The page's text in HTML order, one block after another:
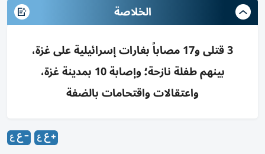
الخلاصة
3 قتلى و17 مصاباً بغارات إسرائيلية على غزة،
بينهم طفلة نازحة؛ وإصابة 10 بمدينة غزة،
واعتقالات واقتحامات بالضفة